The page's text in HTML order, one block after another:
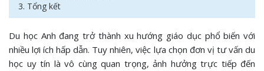
3. Tổng kết
Du học Anh đang trở thành xu hướng giáo dục phổ biến với
nhiều lợi ích hấp dẫn. Tuy nhiên, việc lựa chọn đơn vị tư vấn du
học uy tín là vô cùng quan trọng, ảnh hưởng trực tiếp đến